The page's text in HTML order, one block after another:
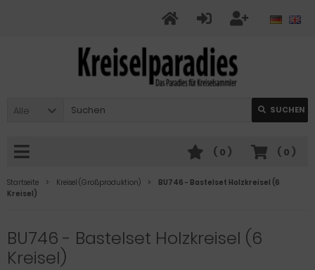
Alle SUCHEN
( 0 )
( 0 )
Startseite Kreisel (Großproduktion)
BU746 - Bastelset Holzkreisel (6
Kreisel)
BU746 - Bastelset Holzkreisel (6
Kreisel)